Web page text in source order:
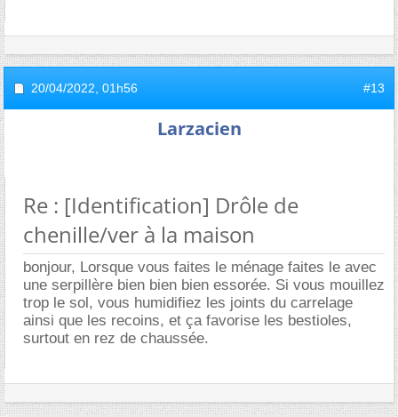
20/04/2022, 01h56 #13
Larzacien
Re : [Identification] Drôle de
chenille/ver à la maison
bonjour, Lorsque vous faites le ménage faites le avec
une serpillère bien bien bien essorée. Si vous mouillez
trop le sol, vous humidifiez les joints du carrelage
ainsi que les recoins, et ça favorise les bestioles,
surtout en rez de chaussée.